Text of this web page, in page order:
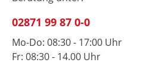
02871 99 87 0-0
Mo-Do: 08:30 - 17:00 Uhr
Fr: 08:30 - 14.00 Uhr